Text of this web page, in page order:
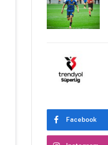
Facebook